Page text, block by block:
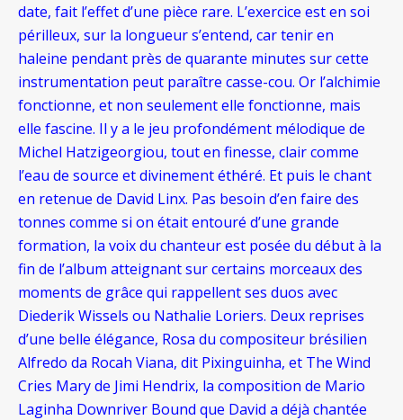
date, fait l’effet d’une pièce rare. L’exercice est en soi
périlleux, sur la longueur s’entend, car tenir en
haleine pendant près de quarante minutes sur cette
instrumentation peut paraître casse-cou. Or l’alchimie
fonctionne, et non seulement elle fonctionne, mais
elle fascine. Il y a le jeu profondément mélodique de
Michel Hatzigeorgiou, tout en finesse, clair comme
l’eau de source et divinement éthéré. Et puis le chant
en retenue de David Linx. Pas besoin d’en faire des
tonnes comme si on était entouré d’une grande
formation, la voix du chanteur est posée du début à la
fin de l’album atteignant sur certains morceaux des
moments de grâce qui rappellent ses duos avec
Diederik Wissels ou Nathalie Loriers. Deux reprises
d’une belle élégance, Rosa du compositeur brésilien
Alfredo da Rocah Viana, dit Pixinguinha, et The Wind
Cries Mary de Jimi Hendrix, la composition de Mario
Laginha Downriver Bound que David a déjà chantée